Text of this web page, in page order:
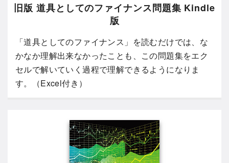
旧版 道具としてのファイナンス問題集 Kindle
版
「道具としてのファイナンス」を読むだけでは、な
かなか理解出来なかったことも、この問題集をエク
セルで解いていく過程で理解できるようになりま
す。（Excel付き）